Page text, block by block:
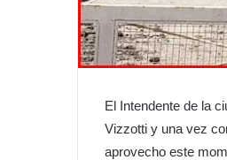
El Intendente de la
Vizzotti y una vez
aprovecho este